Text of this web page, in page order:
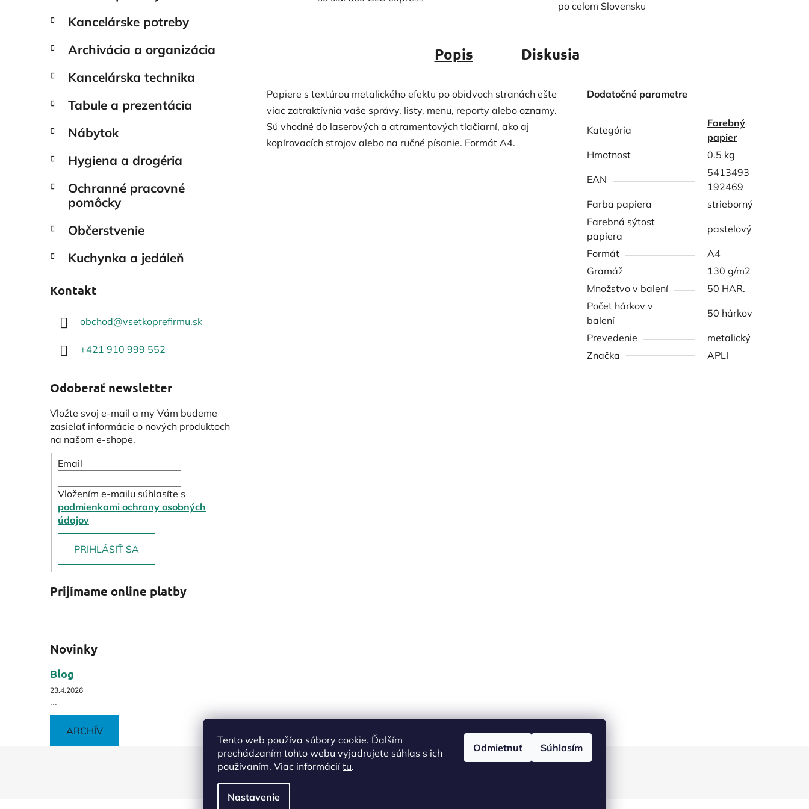
Tento web používa súbory cookie. Ďalším
prechádzaním tohto webu vyjadrujete súhlas s ich
používaním. Viac informáciítu.
Nastavenie
Odmietnuť Súhlasím
Kancelárske potreby
Archivácia a organizácia
Kancelárska technika
Tabule a prezentácia
Nábytok
Hygiena a drogéria
Ochranné pracovné
pomôcky
Občerstvenie
Kuchynka a jedáleň
Kontakt
obchod@vsetkoprefirmu.sk
+421 910 999 552
Odoberať newsletter
Vložte svoj e-mail a my Vám budeme
zasielať informácie o nových produktoch
na našom e-shope.
Email
Vložením e-mailu súhlasíte s
podmienkami ochrany osobných
údajov
PRIHLÁSIŤ SA
Prijímame online platby
Novinky
Blog
23.4.2026
...
ARCHÍV
po celom Slovensku
Popis Diskusia
Papiere s textúrou metalického efektu po obidvoch stranách ešte
viac zatraktívnia vaše správy, listy, menu, reporty alebo oznamy.
Sú vhodné do laserových a atramentových tlačiarní, ako aj
kopírovacích strojov alebo na ručné písanie. Formát A4.
Dodatočné parametre
Kategória
Farebný
papier
Hmotnosť
0.5 kg
EAN
5413493
192469
Farba papiera
strieborný
Farebná sýtosť
papiera
pastelový
Formát
A4
Gramáž
130 g/m2
Množstvo v balení
50 HAR.
Počet hárkov v
balení
50 hárkov
Prevedenie
metalický
Značka
APLI